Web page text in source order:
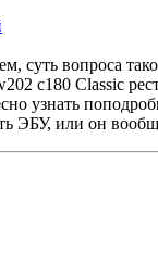
суть вопроса
c180 Classic
узнать
ЭБУ, или он